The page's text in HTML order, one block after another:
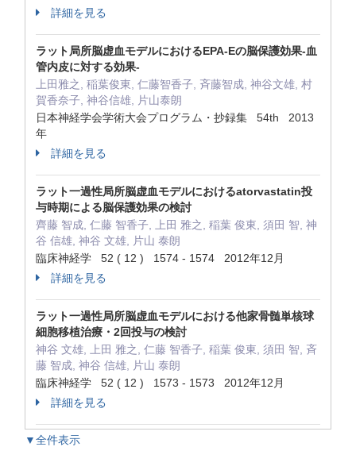
詳細を見る
ラット局所脳虚血モデルにおけるEPA-Eの脳保護効果-血
管内皮に対する効果-
上田雅之, 稲葉俊東, 仁藤智香子, 斉藤智成, 神谷文雄, 村
賀香奈子, 神谷信雄, 片山泰朗
日本神経学会学術大会プログラム・抄録集 54th 2013
年
詳細を見る
ラット一過性局所脳虚血モデルにおけるatorvastatin投
与時期による脳保護効果の検討
齊藤 智成, 仁藤 智香子, 上田 雅之, 稲葉 俊東, 須田 智, 神
谷 信雄, 神谷 文雄, 片山 泰朗
臨床神経学 52 ( 12 ) 1574 - 1574 2012年12月
詳細を見る
ラット一過性局所脳虚血モデルにおける他家骨髄単核球
細胞移植治療・2回投与の検討
神谷 文雄, 上田 雅之, 仁藤 智香子, 稲葉 俊東, 須田 智, 斉
藤 智成, 神谷 信雄, 片山 泰朗
臨床神経学 52 ( 12 ) 1573 - 1573 2012年12月
詳細を見る
▼全件表示